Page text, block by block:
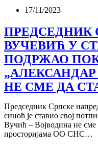
17/11/2023
ВУЧЕВИЋ У
ПОДРЖАО
НЕ СМЕ ДА
Председник Српске
синоћ је ставио свој
Вучић – Војводина не сме
просторијама ОО СНС…